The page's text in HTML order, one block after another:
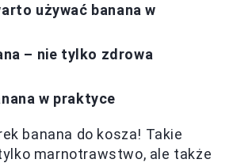
używać banana w
– nie tylko zdrowa
w praktyce
banana do kosza! Takie
marnotrawstwo, ale także